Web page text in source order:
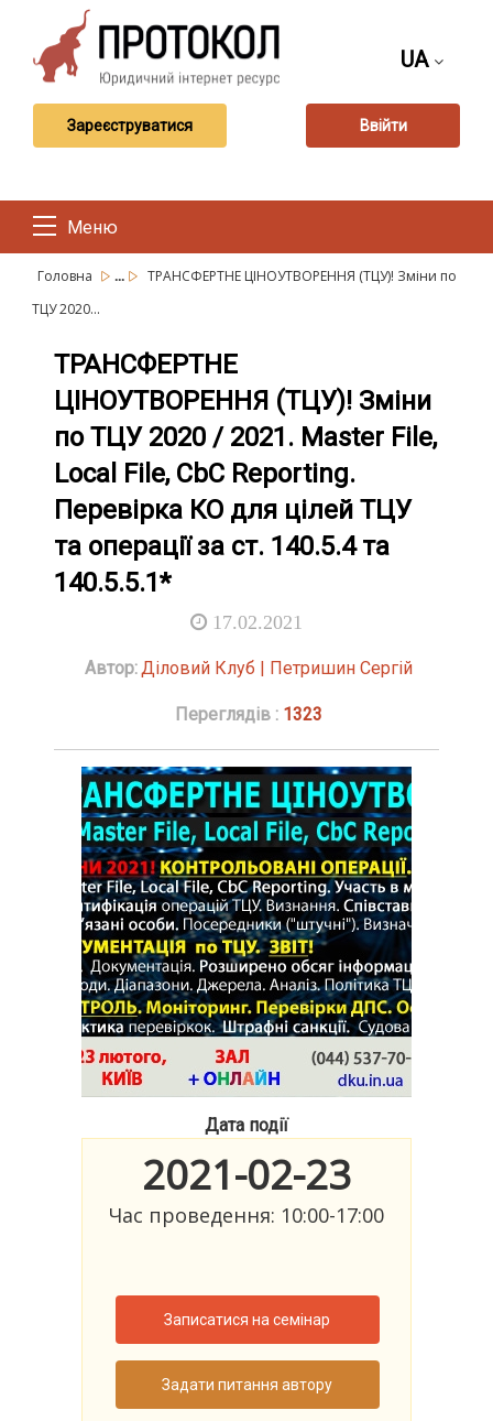
UA
Зареєструватися Ввійти
Меню
Головна ...
ТРАНСФЕРТНЕ ЦІНОУТВОРЕННЯ (ТЦУ)! Зміни по
ТЦУ 2020...
ТРАНСФЕРТНЕ
ЦІНОУТВОРЕННЯ (ТЦУ)! Зміни
по ТЦУ 2020 / 2021. Master File,
Local File, CbC Reporting.
Перевірка КО для цілей ТЦУ
та операції за ст. 140.5.4 та
140.5.5.1*
17.02.2021
Автор:Діловий Клуб | Петришин Сергій
Переглядів : 1323
Дата події
2021-02-23
Час проведення: 10:00-17:00
Записатися на семінар
Задати питання автору